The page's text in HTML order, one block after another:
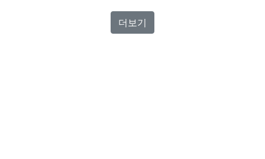
더보기